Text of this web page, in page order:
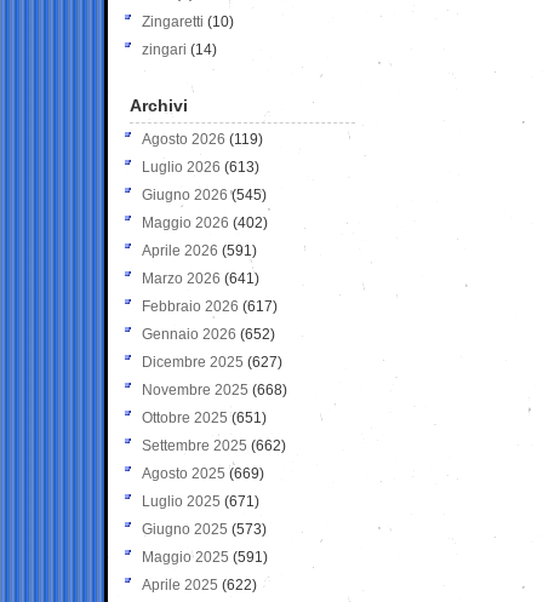
Zingaretti (10)
zingari (14)
Archivi
Agosto 2026 (119)
Luglio 2026 (613)
Giugno 2026 (545)
Maggio 2026 (402)
Aprile 2026 (591)
Marzo 2026 (641)
Febbraio 2026 (617)
Gennaio 2026 (652)
Dicembre 2025 (627)
Novembre 2025 (668)
Ottobre 2025 (651)
Settembre 2025 (662)
Agosto 2025 (669)
Luglio 2025 (671)
Giugno 2025 (573)
Maggio 2025 (591)
Aprile 2025 (622)